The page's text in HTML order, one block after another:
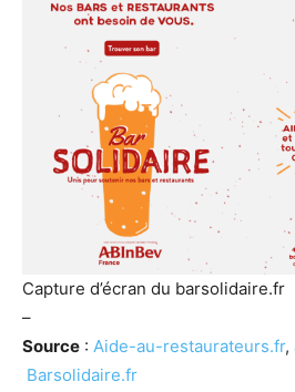
Capture d’écran du barsolidaire.fr
–
Source : Aide-au-restaurateurs.fr,
Barsolidaire.fr